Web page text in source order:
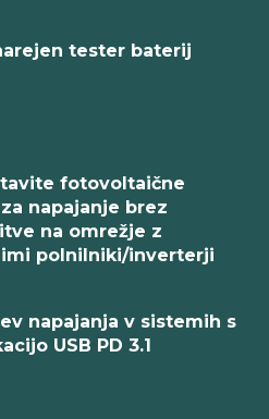
tester baterij
fotovoltaične
napajanje brez
na omrežje z
polnilniki/inverterji
napajanja v sistemih s
USB PD 3.1